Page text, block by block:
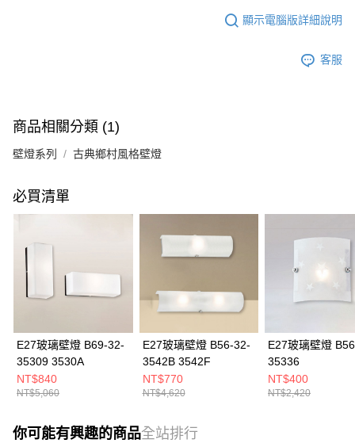
顯示電腦版詳細說明
客服
商品相關分類 (1)
壁燈系列 古典鄉村風格壁燈
必買清單
E27玻璃壁燈 B69-32-
35309 3530A
NT$840
NT$5,060
E27玻璃壁燈 B56-32-
3542B 3542F
NT$770
NT$4,620
E27玻璃壁燈
35336
NT$400
NT$2,420
你可能有興趣的商品全站排行